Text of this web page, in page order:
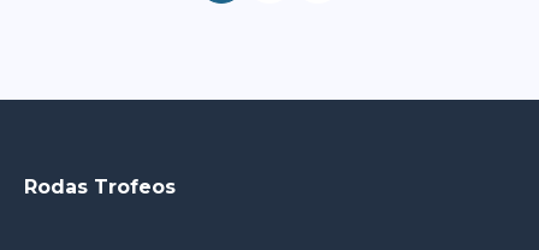
Rodas Trofeos